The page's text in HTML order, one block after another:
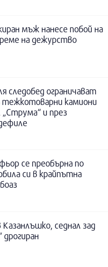
мъж нанесе побой на
на дежурство
следобед ограничават
камиони
„Струма“ и през
се преобърна по
си в крайпътна
Казанлъшко, седнал зад
дрогиран